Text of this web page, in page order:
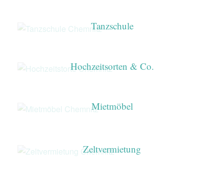
Tanzschule
Hochzeitsorten & Co.
Mietmöbel
Zeltvermietung